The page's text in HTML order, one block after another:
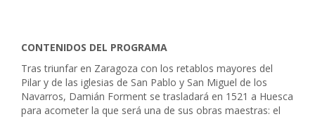
CONTENIDOS DEL PROGRAMA
Tras triunfar en Zaragoza con los retablos mayores del
Pilar y de las iglesias de San Pablo y San Miguel de los
Navarros, Damián Forment se trasladará en 1521 a Huesca
para acometer la que será una de sus obras maestras: el